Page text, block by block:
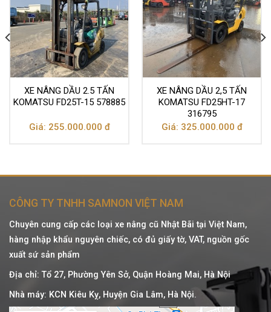
XE NÂNG DẦU 2.5 TẤN
KOMATSU FD25T-15 578885
Giá: 255.000.000 đ
XE NÂNG DẦU 2,5 TẤN
KOMATSU FD25HT-17
316795
Giá: 325.000.000 đ
CÔNG TY TNHH SAMNON VIỆT NAM
Chuyên cung cấp các loại xe nâng cũ Nhật Bãi tại Việt Nam,
hàng nhập khẩu nguyên chiếc, có đủ giấy tờ, VAT, nguồn gốc
xuất sứ sản phẩm
Địa chỉ: Tổ 27, Phường Yên Sở, Quận Hoàng Mai, Hà Nội
Nhà máy: KCN Kiêu Kỵ, Huyện Gia Lâm, Hà Nội.